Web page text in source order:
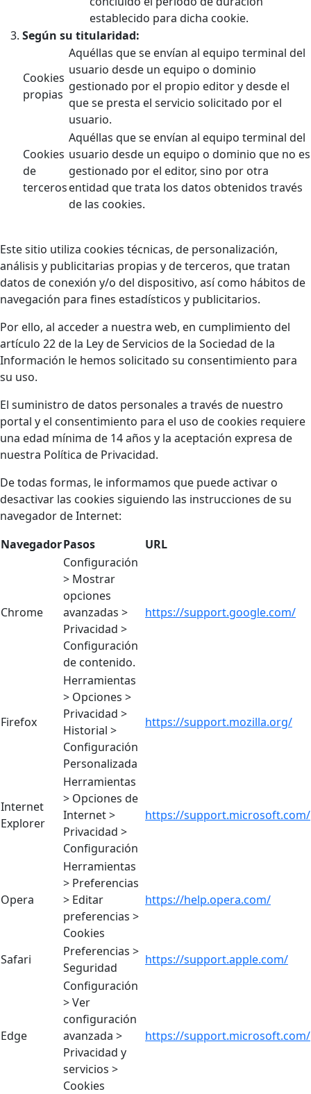
establecido para dicha cookie.
Según su titularidad:
Cookies
propias
Aquéllas que se envían al equipo terminal del
usuario desde un equipo o dominio
gestionado por el propio editor y desde el
que se presta el servicio solicitado por el
usuario.
Cookies
de
terceros
Aquéllas que se envían al equipo terminal del
usuario desde un equipo o dominio que no es
gestionado por el editor, sino por otra
entidad que trata los datos obtenidos través
de las cookies.
Este sitio utiliza cookies técnicas, de personalización,
análisis y publicitarias propias y de terceros, que tratan
datos de conexión y/o del dispositivo, así como hábitos de
navegación para fines estadísticos y publicitarios.
Por ello, al acceder a nuestra web, en cumplimiento del
artículo 22 de la Ley de Servicios de la Sociedad de la
Información le hemos solicitado su consentimiento para
su uso.
El suministro de datos personales a través de nuestro
portal y el consentimiento para el uso de cookies requiere
una edad mínima de 14 años y la aceptación expresa de
nuestra Política de Privacidad.
De todas formas, le informamos que puede activar o
desactivar las cookies siguiendo las instrucciones de su
navegador de Internet:
NavegadorPasos URL
Chrome
Configuración
> Mostrar
opciones
avanzadas >
Privacidad >
Configuración
de contenido.
https://support.google.com/
Firefox
Herramientas
> Opciones >
Privacidad >
Historial >
Configuración
Personalizada
https://support.mozilla.org/
Internet
Explorer
Herramientas
> Opciones de
Internet >
Privacidad >
Configuración
https://support.microsoft.com/
Opera
Herramientas
> Preferencias
> Editar
preferencias >
Cookies
https://help.opera.com/
Safari
Preferencias >
Seguridad
https://support.apple.com/
Edge
Configuración
> Ver
configuración
avanzada >
Privacidad y
servicios >
Cookies
https://support.microsoft.com/